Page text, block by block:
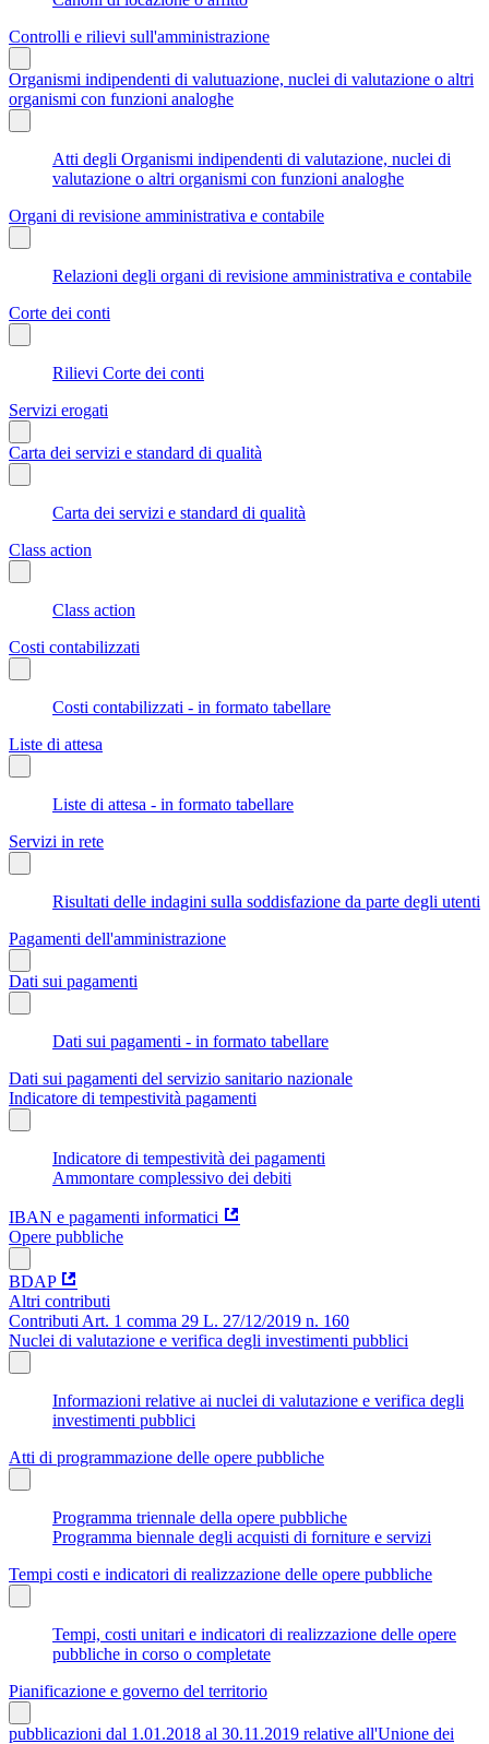
Controlli e rilievi sull'amministrazione
Organismi indipendenti di valutuazione, nuclei di valutazione o altri
organismi con funzioni analoghe
Atti degli Organismi indipendenti di valutazione, nuclei di
valutazione o altri organismi con funzioni analoghe
Organi di revisione amministrativa e contabile
Relazioni degli organi di revisione amministrativa e contabile
Corte dei conti
Rilievi Corte dei conti
Servizi erogati
Carta dei servizi e standard di qualità
Carta dei servizi e standard di qualità
Class action
Class action
Costi contabilizzati
Costi contabilizzati - in formato tabellare
Liste di attesa
Liste di attesa - in formato tabellare
Servizi in rete
Risultati delle indagini sulla soddisfazione da parte degli utenti
Pagamenti dell'amministrazione
Dati sui pagamenti
Dati sui pagamenti - in formato tabellare
Dati sui pagamenti del servizio sanitario nazionale
Indicatore di tempestività pagamenti
Indicatore di tempestività dei pagamenti
Ammontare complessivo dei debiti
IBAN e pagamenti informatici
Opere pubbliche
BDAP
Altri contributi
Contributi Art. 1 comma 29 L. 27/12/2019 n. 160
Nuclei di valutazione e verifica degli investimenti pubblici
Informazioni relative ai nuclei di valutazione e verifica degli
investimenti pubblici
Atti di programmazione delle opere pubbliche
Programma triennale della opere pubbliche
Programma biennale degli acquisti di forniture e servizi
Tempi costi e indicatori di realizzazione delle opere pubbliche
Tempi, costi unitari e indicatori di realizzazione delle opere
pubbliche in corso o completate
Pianificazione e governo del territorio
pubblicazioni dal 1.01.2018 al 30.11.2019 relative all'Unione dei